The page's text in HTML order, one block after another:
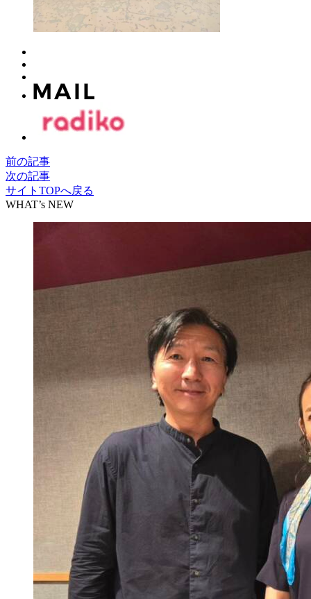
前の記事
次の記事
サイトTOPへ戻る
WHAT’s NEW